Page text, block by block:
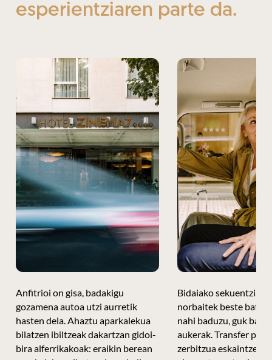
esperientziaren parte da.
Anfitrioi on gisa, badakigu
gozamena autoa utzi aurretik
hasten dela. Ahaztu aparkalekua
bilatzen ibiltzeak dakartzan gidoi-
bira alferrikakoak: eraikin berean
Bidaiako sekuentzia
norbaitek beste batek
nahi baduzu, guk
aukerak. Transfer
zerbitzua eskaintzen